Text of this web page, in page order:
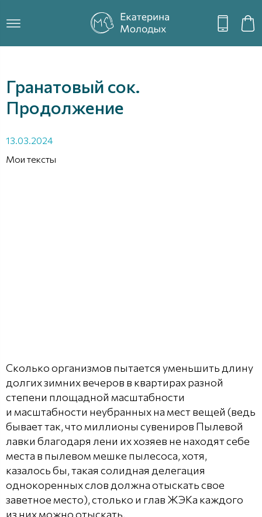
Гранатовый сок.
Продолжение
13.03.2024
Мои тексты
Сколько организмов пытается уменьшить длину
долгих зимних вечеров в квартирах разной
степени площадной масштабности
и масштабности неубранных на мест вещей (ведь
бывает так, что миллионы сувениров Пылевой
лавки благодаря лени их хозяев не находят себе
места в пылевом мешке пылесоса, хотя,
казалось бы, такая солидная делегация
однокоренных слов должна отыскать свое
заветное место), столько и глав ЖЭКа каждого
из них можно отыскать.